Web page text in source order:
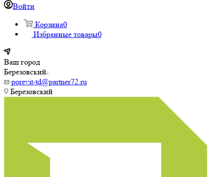
Войти
Корзина0
Избранные товары0
Ваш город
Березовский
porevit-td@partner72.ru
Березовский